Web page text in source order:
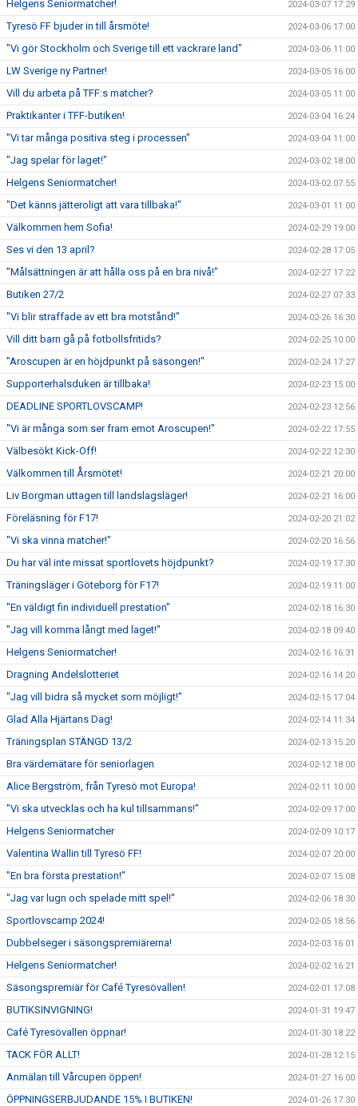
Helgens Seniormatcher! 2024-03-07 17:29
Tyresö FF bjuder in till årsmöte! 2024-03-06 17:00
"Vi gör Stockholm och Sverige till ett vackrare land" 2024-03-06 11:00
LW Sverige ny Partner! 2024-03-05 16:00
Vill du arbeta på TFF:s matcher? 2024-03-05 11:00
Praktikanter i TFF-butiken! 2024-03-04 16:24
"Vi tar många positiva steg i processen" 2024-03-04 11:00
"Jag spelar för laget!" 2024-03-02 18:00
Helgens Seniormatcher! 2024-03-02 07:55
"Det känns jätteroligt att vara tillbaka!" 2024-03-01 11:00
Välkommen hem Sofia! 2024-02-29 19:00
Ses vi den 13 april? 2024-02-28 17:05
"Målsättningen är att hålla oss på en bra nivå!" 2024-02-27 17:22
Butiken 27/2 2024-02-27 07:33
"Vi blir straffade av ett bra motstånd!" 2024-02-26 16:30
Vill ditt barn gå på fotbollsfritids? 2024-02-25 10:00
"Aroscupen är en höjdpunkt på säsongen!" 2024-02-24 17:27
Supporterhalsduken är tillbaka! 2024-02-23 15:00
DEADLINE SPORTLOVSCAMP! 2024-02-23 12:56
"Vi är många som ser fram emot Aroscupen!" 2024-02-22 17:55
Välbesökt Kick-Off! 2024-02-22 12:30
Välkommen till Årsmötet! 2024-02-21 20:00
Liv Borgman uttagen till landslagsläger! 2024-02-21 16:00
Föreläsning för F17! 2024-02-20 21:02
"Vi ska vinna matcher!" 2024-02-20 16:56
Du har väl inte missat sportlovets höjdpunkt? 2024-02-19 17:30
Träningsläger i Göteborg för F17! 2024-02-19 11:00
"En väldigt fin individuell prestation" 2024-02-18 16:30
"Jag vill komma långt med laget!" 2024-02-18 09:40
Helgens Seniormatcher! 2024-02-16 16:31
Dragning Andelslotteriet 2024-02-16 14:20
"Jag vill bidra så mycket som möjligt!" 2024-02-15 17:04
Glad Alla Hjärtans Dag! 2024-02-14 11:34
Träningsplan STÄNGD 13/2 2024-02-13 15:20
Bra värdemätare för seniorlagen 2024-02-12 18:00
Alice Bergström, från Tyresö mot Europa! 2024-02-11 10:00
"Vi ska utvecklas och ha kul tillsammans!" 2024-02-09 17:00
Helgens Seniormatcher 2024-02-09 10:17
Valentina Wallin till Tyresö FF! 2024-02-07 20:00
"En bra första prestation!" 2024-02-07 15:08
"Jag var lugn och spelade mitt spel!" 2024-02-06 18:30
Sportlovscamp 2024! 2024-02-05 18:56
Dubbelseger i säsongspremiärerna! 2024-02-03 16:01
Helgens Seniormatcher! 2024-02-02 16:21
Säsongspremiär för Café Tyresövallen! 2024-02-01 17:08
BUTIKSINVIGNING! 2024-01-31 19:47
Café Tyresövallen öppnar! 2024-01-30 18:22
TACK FÖR ALLT! 2024-01-28 12:15
Anmälan till Vårcupen öppen! 2024-01-27 16:00
ÖPPNINGSERBJUDANDE 15% I BUTIKEN! 2024-01-26 17:30